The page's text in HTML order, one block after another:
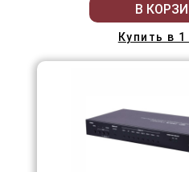
В
Купить в